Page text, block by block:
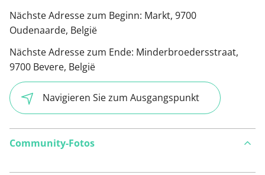
Nächste Adresse zum Beginn: Markt, 9700
Oudenaarde, België
Nächste Adresse zum Ende: Minderbroedersstraat,
9700 Bevere, België
Navigieren Sie zum Ausgangspunkt
Community-Fotos